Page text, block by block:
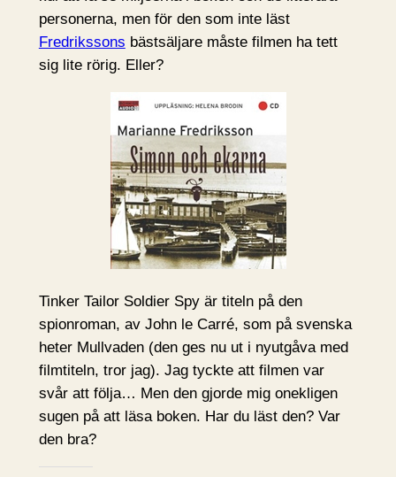
personerna, men för den som inte läst
Fredrikssons bästsäljare måste filmen ha tett
sig lite rörig. Eller?
Tinker Tailor Soldier Spy är titeln på den
spionroman, av John le Carré, som på svenska
heter Mullvaden (den ges nu ut i nyutgåva med
filmtiteln, tror jag). Jag tyckte att filmen var
svår att följa… Men den gjorde mig onekligen
sugen på att läsa boken. Har du läst den? Var
den bra?